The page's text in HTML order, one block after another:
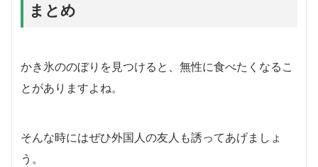
まとめ
かき氷ののぼりを見つけると、無性に食べたくなるこ
とがありますよね。
そんな時にはぜひ外国人の友人も誘ってあげましょ
う。